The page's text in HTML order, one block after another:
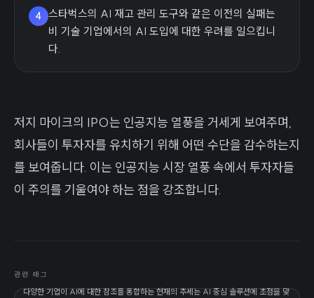
4 스타벅스의 AI 재고 관리 도구와 같은 이전의 실패는
비 기술 기업에서의 AI 도입에 대한 우려를 일으킵니
다.
저지 마이크의 IPO는 인공지능 열풍을 거세게 보여주며,
회사들이 투자자를 유치하기 위해 어떤 수단을 감수하는지
를 보여줍니다. 이는 인공지능 시장 열풍 속에서 투자자들
이 주의를 기울여야 하는 점을 강조합니다.
관련 태그
다양한 기업이 AI에 대한 참조를 통합하는 현재의 추세는 AI 중심 솔루션에 초점을 맞